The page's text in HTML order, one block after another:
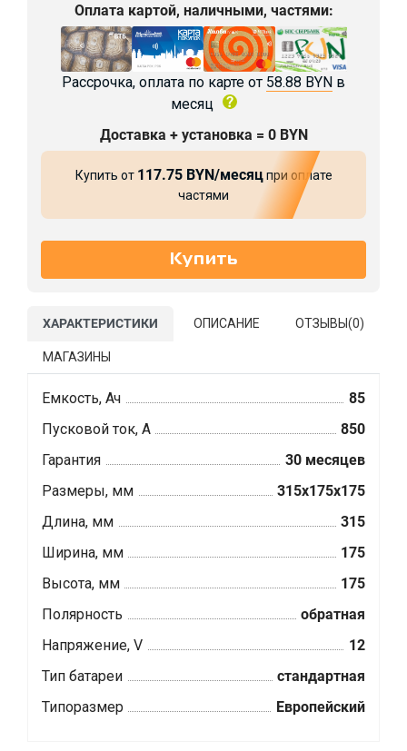
Оплата картой, наличными, частями:
Рассрочка, оплата по карте от 58.88 BYN в
месяц
Доставка + установка = 0 BYN
Купить от 117.75 BYN/месяцпри оплате
частями
ХАРАКТЕРИСТИКИ ОПИСАНИЕ ОТЗЫВЫ(0)
МАГАЗИНЫ
Емкость, Ач
85
Пусковой ток, А
850
Гарантия
30 месяцев
Размеры, мм
315x175x175
Длина, мм
315
Ширина, мм
175
Высота, мм
175
Полярность
обратная
Напряжение, V
12
Тип батареи
стандартная
Типоразмер
Европейский